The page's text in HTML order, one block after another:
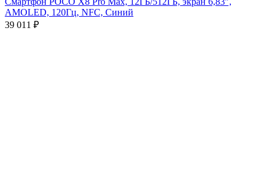
AMOLED, 120Гц, NFC, Синий
39 011 ₽